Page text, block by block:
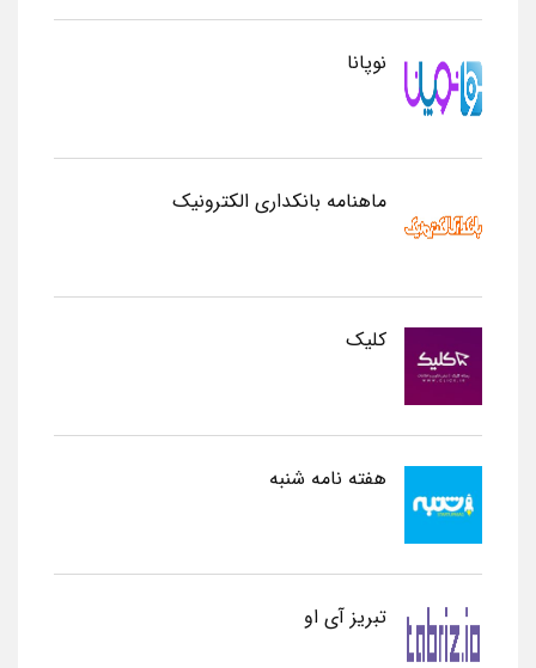
نوپانا
ماهنامه بانکداری الکترونیک
کلیک
هفته نامه شنبه
تبریز آی او